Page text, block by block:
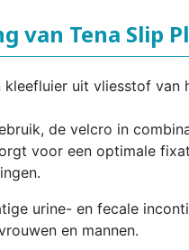
van Tena Slip
kleefluier uit vliesstof van
de velcro in
voor een optimale
urine- en fecale
en mannen.